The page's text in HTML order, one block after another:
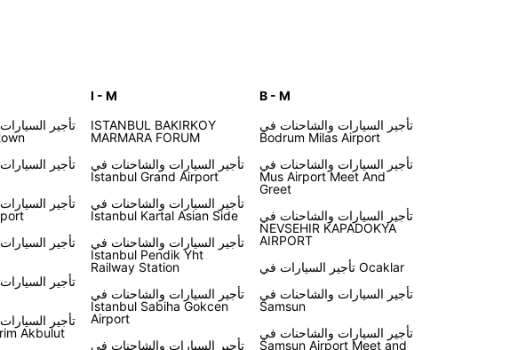
باختصار، تأجير السيارات مع Europcar في تركيا يوفر لك التنقل
بكل سهولة وراحة. لن تحتاج إلى الانتظار لساعات طويلة لوسائل
النقل العامة أو الاعتماد على تكاليف الأجرة المرتفعة لسيارات
الأجرة. احجز سيارتك اليوم واستمتع بأفضل تجربة سفر في
تركيا!
تأجير
تأجير
تأجير
تأجير
تأجير
تأجير
Akbulut
I - M
ISTANBUL BAKIRKOY
MARMARA FORUM
تأجير السيارات والشاحنات في
Istanbul Grand Airport
تأجير السيارات والشاحنات في
Istanbul Kartal Asian Side
تأجير السيارات والشاحنات في
Istanbul Pendik Yht
Railway Station
تأجير السيارات والشاحنات في
Istanbul Sabiha Gokcen
Airport
تأجير السيارات والشاحنات في
B - M
تأجير السيارات والشاحنات في
Bodrum Milas Airport
تأجير السيارات والشاحنات في
Mus Airport Meet And
Greet
تأجير السيارات والشاحنات في
NEVSEHIR KAPADOKYA
AIRPORT
تأجير السيارات في Ocaklar
تأجير السيارات والشاحنات في
Samsun
تأجير السيارات والشاحنات في
Samsun Airport Meet and